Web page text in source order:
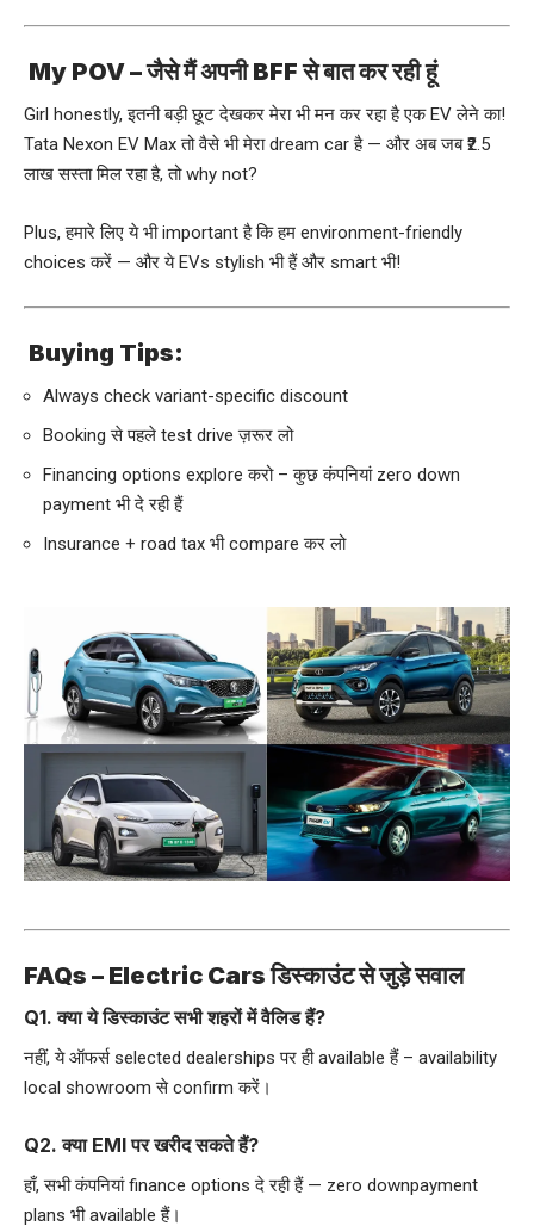
My POV – जैसे मैं अपनी BFF से बात कर रही हूं
Girl honestly, इतनी बड़ी छूट देखकर मेरा भी मन कर रहा है एक EV लेने का!
Tata Nexon EV Max तो वैसे भी मेरा dream car है — और अब जब ₹2.5
लाख सस्ता मिल रहा है, तो why not?
Plus, हमारे लिए ये भी important है कि हम environment-friendly
choices करें — और ये EVs stylish भी हैं और smart भी!
Buying Tips:
Always check variant-specific discount
Booking से पहले test drive ज़रूर लो
Financing options explore करो – कुछ कंपनियां zero down
payment भी दे रही हैं
Insurance + road tax भी compare कर लो
FAQs – Electric Cars डिस्काउंट से जुड़े सवाल
Q1. क्या ये डिस्काउंट सभी शहरों में वैलिड हैं?
नहीं, ये ऑफर्स selected dealerships पर ही available हैं – availability
local showroom से confirm करें।
Q2. क्या EMI पर खरीद सकते हैं?
हाँ, सभी कंपनियां finance options दे रही हैं — zero downpayment
plans भी available हैं।